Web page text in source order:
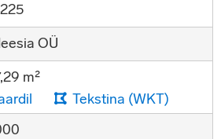
OÜ
m²
Tekstina (WKT)